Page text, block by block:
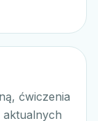
ćwiczenia
aktualnych